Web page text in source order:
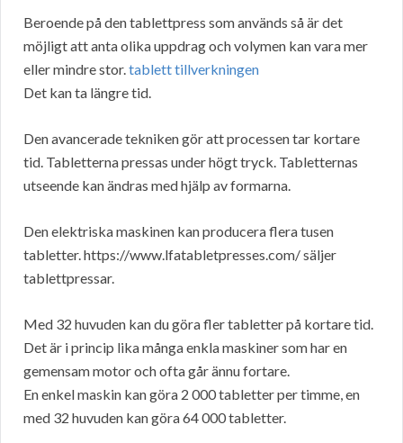
Beroende på den tablettpress som används så är det
möjligt att anta olika uppdrag och volymen kan vara mer
eller mindre stor.tablett tillverkningen
Det kan ta längre tid.
Den avancerade tekniken gör att processen tar kortare
tid. Tabletterna pressas under högt tryck. Tabletternas
utseende kan ändras med hjälp av formarna.
Den elektriska maskinen kan producera flera tusen
tabletter. https://www.lfatabletpresses.com/ säljer
tablettpressar.
Med 32 huvuden kan du göra fler tabletter på kortare tid.
Det är i princip lika många enkla maskiner som har en
gemensam motor och ofta går ännu fortare.
En enkel maskin kan göra 2 000 tabletter per timme, en
med 32 huvuden kan göra 64 000 tabletter.